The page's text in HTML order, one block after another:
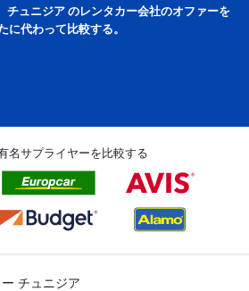
チュニジア のレンタカー会社のオファーを
に代わって比較する。
名サプライヤーを比較する
チュニジア